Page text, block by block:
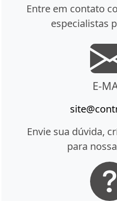
Entre em contato
especialistas
E-
Envie sua dúvida,
para